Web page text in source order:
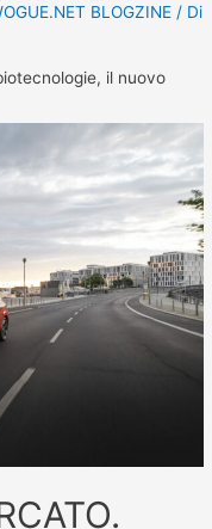
BLOGZINE / Di
il nuovo